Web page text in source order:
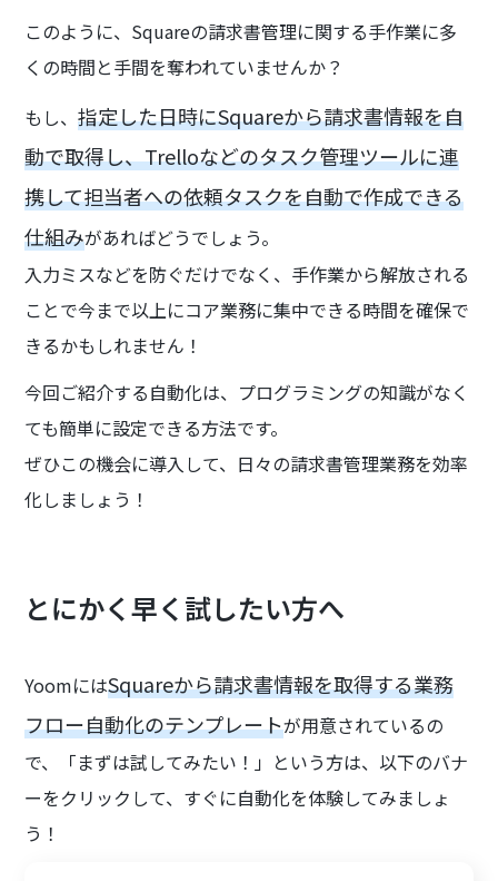
このように、Squareの請求書管理に関する手作業に多
くの時間と手間を奪われていませんか？
もし、指定した日時にSquareから請求書情報を自
動で取得し、Trelloなどのタスク管理ツールに連
携して担当者への依頼タスクを自動で作成できる
仕組みがあればどうでしょう。
入力ミスなどを防ぐだけでなく、手作業から解放される
ことで今まで以上にコア業務に集中できる時間を確保で
きるかもしれません！
今回ご紹介する自動化は、プログラミングの知識がなく
ても簡単に設定できる方法です。
ぜひこの機会に導入して、日々の請求書管理業務を効率
化しましょう！
とにかく早く試したい方へ
YoomにはSquareから請求書情報を取得する業務
フロー自動化のテンプレートが用意されているの
で、「まずは試してみたい！」という方は、以下のバナ
ーをクリックして、すぐに自動化を体験してみましょ
う！